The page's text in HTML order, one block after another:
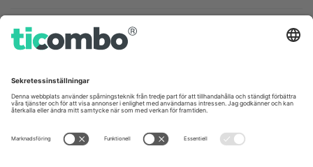
Kontor och support
Unter den Linden 24, 10117
Berlin, Germany
London, EC1V 1AW, United
Kingdom
United States
Switzerland